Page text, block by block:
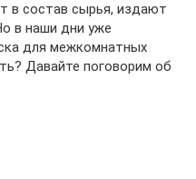
в состав сырья, издают
в наши дни уже
для межкомнатных
Давайте поговорим об